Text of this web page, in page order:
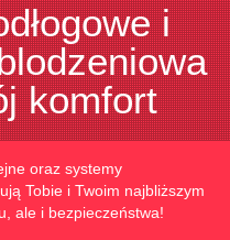
i
komfort
oraz systemy
Tobie i Twoim najbliższym
ale i bezpieczeństwa!